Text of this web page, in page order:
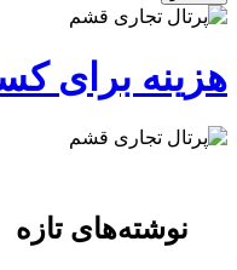
هزینه برای
نوشته‌های تازه